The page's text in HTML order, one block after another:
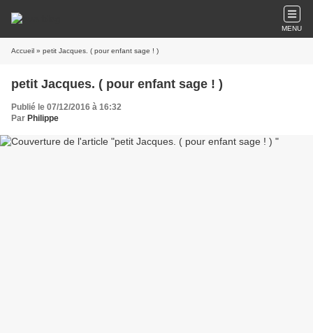
MENU
Accueil » petit Jacques. ( pour enfant sage ! )
petit Jacques. ( pour enfant sage ! )
Publié le 07/12/2016 à 16:32
Par Philippe